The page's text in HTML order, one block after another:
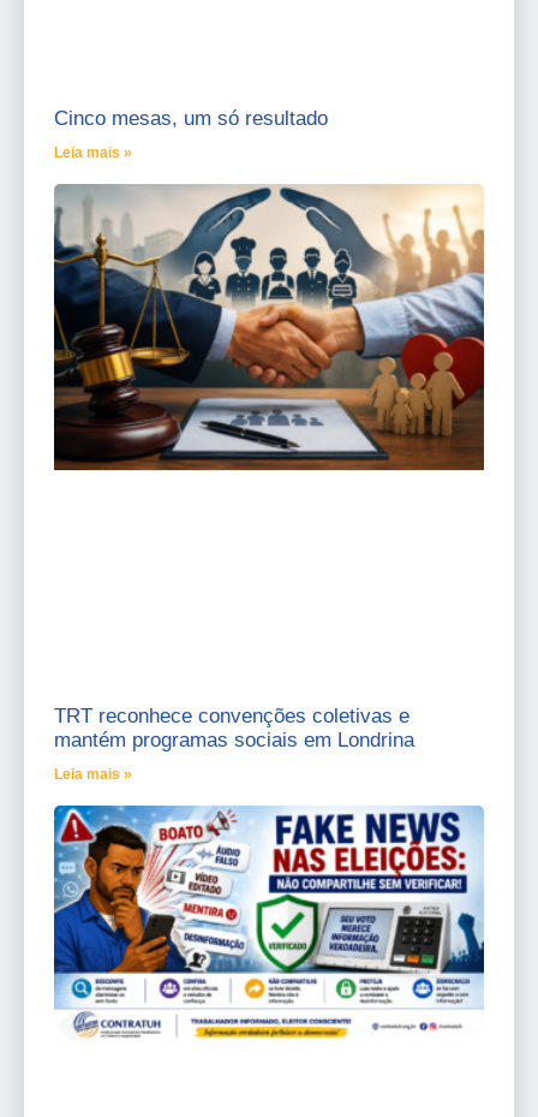
Cinco mesas, um só resultado
Leia mais »
TRT reconhece convenções coletivas e
mantém programas sociais em Londrina
Leia mais »